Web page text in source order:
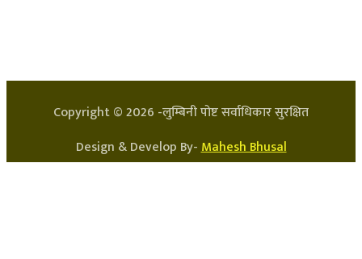
Copyright ©2026 -लुम्बिनी पोष्ट सर्वाधिकार सुरक्षित
Design & Develop By-Mahesh Bhusal